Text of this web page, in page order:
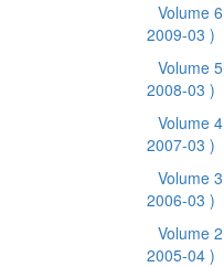
Volume 6
2009-03 )
Volume 5
2008-03 )
Volume 4
2007-03 )
Volume 3
2006-03 )
Volume 2
2005-04 )